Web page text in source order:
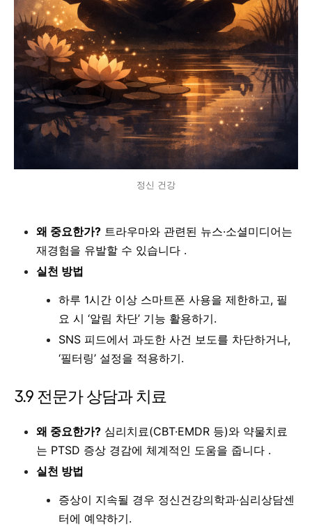
정신 건강
왜 중요한가? 트라우마와 관련된 뉴스·소셜미디어는
재경험을 유발할 수 있습니다 .
실천 방법
하루 1시간 이상 스마트폰 사용을 제한하고, 필
요 시 ‘알림 차단’ 기능 활용하기.
SNS 피드에서 과도한 사건 보도를 차단하거나,
‘필터링’ 설정을 적용하기.
3.9 전문가 상담과 치료
왜 중요한가? 심리치료(CBT·EMDR 등)와 약물치료
는 PTSD 증상 경감에 체계적인 도움을 줍니다 .
실천 방법
증상이 지속될 경우 정신건강의학과·심리상담센
터에 예약하기.